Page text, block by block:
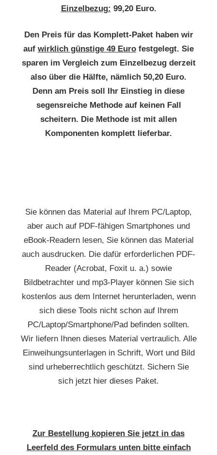
Einzelbezug: 99,20 Euro.
Den Preis für das Komplett-Paket haben wir
auf wirklich günstige 49 Euro festgelegt. Sie
sparen im Vergleich zum Einzelbezug derzeit
also über die Hälfte, nämlich 50,20 Euro.
Denn am Preis soll Ihr Einstieg in diese
segensreiche Methode auf keinen Fall
scheitern. Die Methode ist mit allen
Komponenten komplett lieferbar.
Sie können das Material auf Ihrem PC/Laptop,
aber auch auf PDF-fähigen Smartphones und
eBook-Readern lesen, Sie können das Material
auch ausdrucken. Die dafür erforderlichen PDF-
Reader (Acrobat, Foxit u. a.) sowie
Bildbetrachter und mp3-Player können Sie sich
kostenlos aus dem Internet herunterladen, wenn
sich diese Tools nicht schon auf Ihrem
PC/Laptop/Smartphone/Pad befinden sollten.
Wir liefern Ihnen dieses Material vertraulich. Alle
Einweihungsunterlagen in Schrift, Wort und Bild
sind urheberrechtlich geschützt. Sichern Sie
sich jetzt hier dieses Paket.
Zur Bestellung kopieren Sie jetzt in das
Leerfeld des Formulars unten bitte einfach